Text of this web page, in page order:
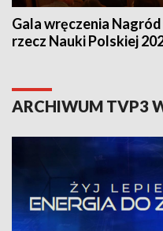
Gala wręczenia Nagród
rzecz Nauki Polskiej
ARCHIWUM TVP3